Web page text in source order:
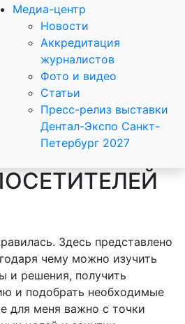
Медиа-центр
Новости
Аккредитация
журналистов
Фото и видео
Статьи
Пресс-релиз выставки
Дентал-Экспо Санкт-
Петербург 2027
Здесь представлено
чему можно изучить
и решения, получить
и подобрать необходимые
для меня важно с точки